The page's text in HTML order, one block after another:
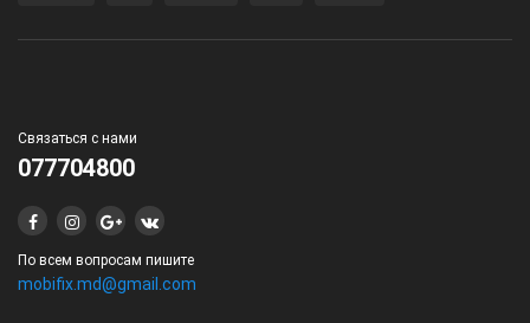
Связаться с нами
077704800
По всем вопросам пишите
mobifix.md@gmail.com